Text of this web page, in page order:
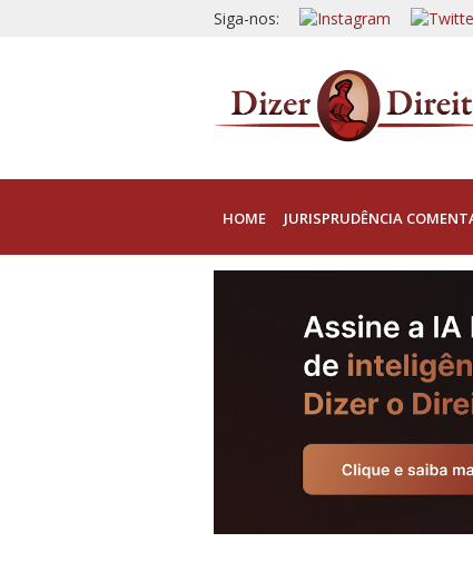
Siga-nos:
HOME JURISPRUDÊNCIA